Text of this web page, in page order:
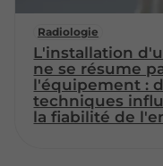
Radiologie
L'installation
ne se résume
l'équipement :
techniques
la fiabilité de